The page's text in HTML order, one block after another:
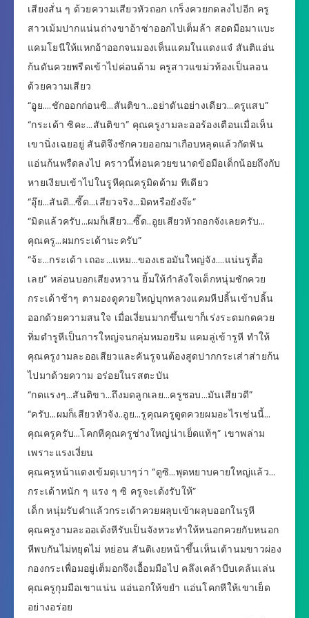
เสียงสั่น ๆ ด้วยความเสียวหัวถอก เกร็งควยกดลงไปอีก ครู
สาวเม้มปากแน่นถ่างขาอ้าซ่าออกไปเต็มล้า สอดมือมาแบะ
แคมโยนีให้แหกอ้าออกจนมองเห็นแคมในแดงแจ๋ สันติแอ่น
ก้นดันควยพรืดเข้าไปค่อนด้าม ครูสาวแขม่วท้องเป็นลอน
ด้วยความเสียว
“อูย….ชักออกก่อนซิ…สันติขา…อย่าดันอย่างเดียว…ครูแสบ”
“กระเด้า ซิคะ…สันติขา” คุณครูงามละออร้องเตือนเมื่อเห็น
เขานิ่งเฉยอยู่ สันติจึงชักควยออกมาเกือบหลุดแล้วกัดฟัน
แอ่นก้นพรืดลงไป คราวนี้ท่อนควยขนาดข้อมือเด็กน้อยถึงกับ
หายเงียบเข้าไปในรูหีคุณครูมิดด้าม ทีเดียว
“อุ๊ย…สันติ…ซี๊ด…เสียวจริง…มิดหรือยังจ๊ะ”
“มิดแล้วครับ…ผมก็เสียว…ซี๊ด..อูยเสียวหัวถอกจังเลยครับ…
คุณครู…ผมกระเด้านะครับ”
“จ้ะ…กระเด้า เถอะ…แหม…ของเธอมันใหญ่จัง….แน่นรูตื้อ
เลย” หล่อนบอกเสียงหวาน ยิ้มให้กำลังใจเด็กหนุ่มชักควย
กระเด้าช้าๆ ตามองดูควยใหญ่บุกทลวงแคมหีปลิ้นเข้าปลิ้น
ออกด้วยความสนใจ เมื่อเงี่ยนมากขึ้นเขาก็เร่งระดมกดควย
ทิ่มตำรูหีเป็นการใหญ่จนกลุ่มหมอยริม แคมลู่เข้ารูหี ทำให้
คุณครูงามละออเสียวและคันรูจนต้องสูดปากกระเส่าส่ายก้น
ไปมาด้วยความ อร่อยในรสตะบัน
“กดแรงๆ…สันติขา…ถึงมดลูกเลย…ครูชอบ…มันเสียวดี”
“ครับ…ผมก็เสียวหัวจัง..อูย…รูคุณครูดูดควยผมอะไรเช่นนี้…
คุณครูครับ…โคกหีคุณครูช่างใหญ่น่าเย็ดแท้ๆ” เขาพล่าม
เพราะแรงเงี่ยน
คุณครูหน้าแดงเข้มดุเบาๆว่า “ดูซิ…พุดหยาบคายใหญ่แล้ว…
กระเด้าหนัก ๆ แรง ๆ ซิ ครูจะเด้งรับให้”
เด็ก หนุ่มรับคำแล้วกระเด้าควยผลุบเข้าผลุบออกในรูหี
คุณครูงามละออเด้งหีรับเป็นจังหวะทำให้หนอกควยกับหนอก
หีพบกันไม่หยุดไม่ หย่อน สันติเงยหน้าขึ้นเห็นเต้านมขาวผ่อง
กองกระเพื่อมอยู่เต็มอกจึงเอื้อมมือไป คลึงเคล้าบีบเคล้นเล่น
คุณครูกุมมือเขาแน่น แอ่นอกให้ขยำ แอ่นโคกหีให้เขาเย็ด
อย่างอร่อย